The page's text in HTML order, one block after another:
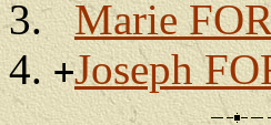
Marie
+Joseph